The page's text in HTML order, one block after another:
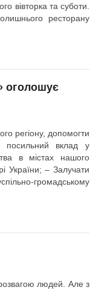
вівторка та суботи.
ресторану
оголошує
регіону, допомогти
посильний вклад у
в містах нашого
України; – Залучати
громадському
людей. Але з